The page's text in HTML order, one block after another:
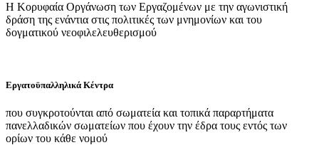
Η Κορυφαία Οργάνωση των Εργαζομένων με την αγωνιστική
δράση της ενάντια στις πολιτικές των μνημονίων και του
δογματικού νεοφιλελευθερισμού
Εργατοϋπαλληλικά Κέντρα
που συγκροτούνται από σωματεία και τοπικά παραρτήματα
πανελλαδικών σωματείων που έχουν την έδρα τους εντός των
ορίων του κάθε νομού